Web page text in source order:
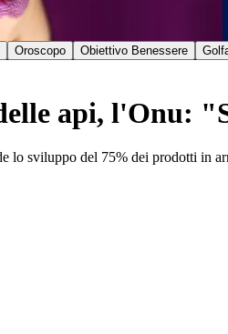
Oroscopo Obiettivo Benessere
api, l'Onu:
lo sviluppo del 75% dei prodotti in